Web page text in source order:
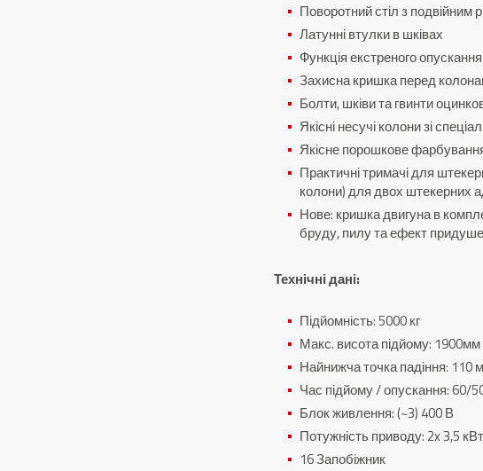
Поворотний стіл з подвійним
Латунні втулки в шківах
Функція екстреного
Захисна кришка перед
Болти, шківи та гвинти
Якісні несучі колони зі
Якісне порошкове
Практичні тримачі для
колони) для двох штекерних
Нове: кришка двигуна в
бруду, пилу та ефект
Технічні дані:
Підйомність: 5000 кг
Макс. висота підйому:
Найнижча точка падіння: 110
Час підйому / опускання: 60/
Блок живлення: (~3) 400 В
Потужність приводу: 2x 3,5 кВт
16 Запобіжник